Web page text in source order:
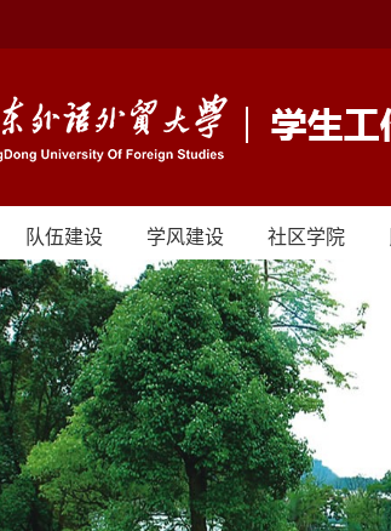
队伍建设 学风建设 社区学院